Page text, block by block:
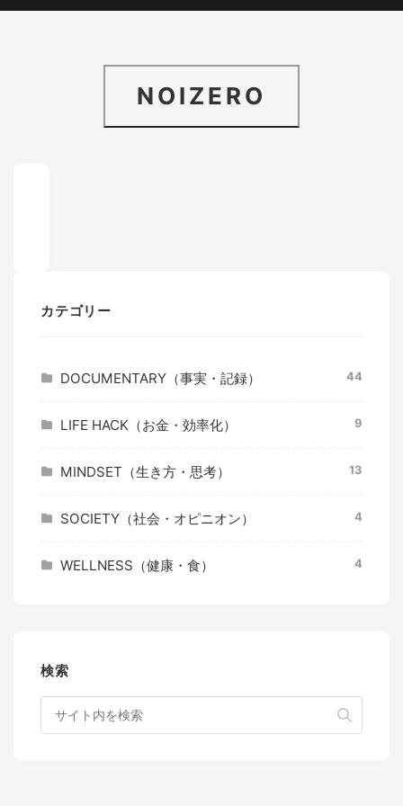
NOIZERO
カテゴリー
DOCUMENTARY（事実・記録） 44
LIFE HACK（お金・効率化） 9
MINDSET（生き方・思考） 13
SOCIETY（社会・オピニオン） 4
WELLNESS（健康・食） 4
検索